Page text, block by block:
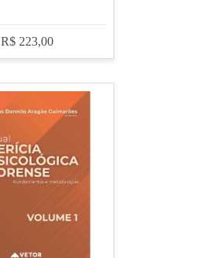
R$ 223,00